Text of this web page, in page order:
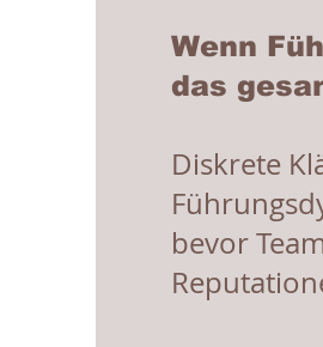
Wenn
das
Diskrete
bevor